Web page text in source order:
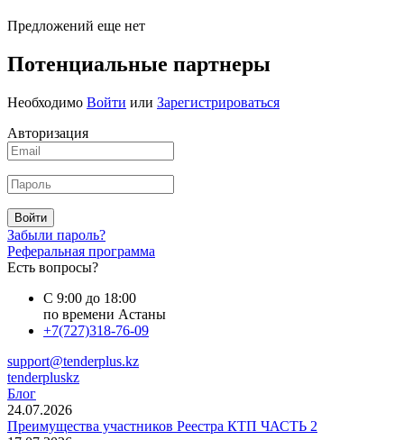
Предложений еще нет
Потенциальные партнеры
Необходимо Войти или Зарегистрироваться
Авторизация
Войти
Забыли пароль?
Реферальная программа
Есть вопросы?
С 9:00 до 18:00
по времени Астаны
+7(727)318-76-09
support@tenderplus.kz
tenderpluskz
Блог
24.07.2026
Преимущества участников Реестра КТП ЧАСТЬ 2